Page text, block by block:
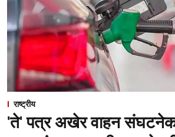
राष्ट्रीय
'ते' पत्र अखेर वाहन